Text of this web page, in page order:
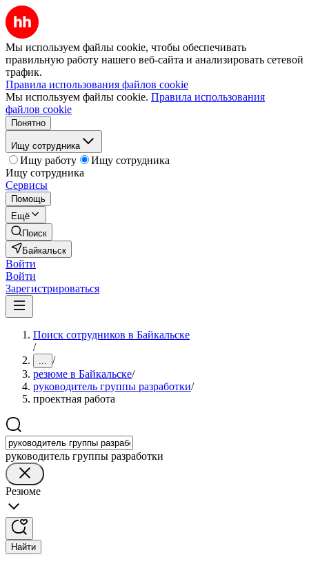
Мы используем файлы cookie, чтобы обеспечивать
правильную работу нашего веб-сайта и анализировать сетевой
трафик.
Правила использования файлов cookie
Мы используем файлы cookie. Правила использования
файлов cookie
Понятно
Ищу сотрудника
Ищу работу
Ищу сотрудника
Ищу сотрудника
Сервисы
Помощь
Ещё
Поиск
Байкальск
Войти
Войти
Зарегистрироваться
Поиск сотрудников в Байкальске
/
... /
резюме в Байкальске/
руководитель группы разработки/
проектная работа
руководитель группы разработки
Резюме
Найти